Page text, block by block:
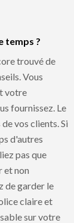
temps ?
trouvé de
Vous
votre
fournissez. Le
vos clients. Si
d'autres
pas que
et non
de garder le
claire et
sur votre